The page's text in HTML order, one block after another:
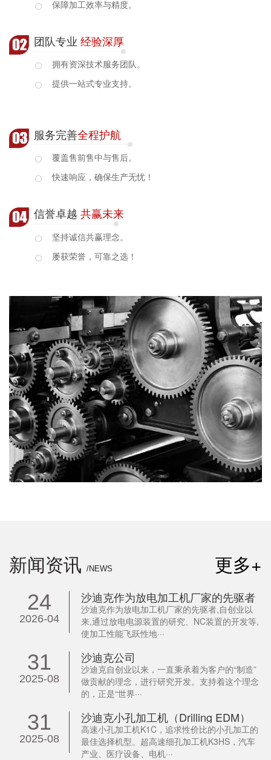
保障加工效率与精度。
团队专业经验深厚
拥有资深技术服务团队。
提供一站式专业支持。
服务完善全程护航
覆盖售前售中与售后。
快速响应，确保生产无忧！
信誉卓越共赢未来
坚持诚信共赢理念。
屡获荣誉，可靠之选！
新闻资讯 /NEWS 更多+
24
2026-04
沙迪克作为放电加工机厂家的先驱者
沙迪克作为放电加工机厂家的先驱者,自创业以
来,通过放电电源装置的研究、NC装置的开发等,
使加工性能飞跃性地···
31
2025-08
沙迪克公司
沙迪克自创业以来，一直秉承着为客户的“制造”
做贡献的理念，进行研究开发。支持着这个理念
的，正是“世界···
31
2025-08
沙迪克小孔加工机（Drilling EDM）
高速小孔加工机K1C，追求性价比的小孔加工的
最佳选择机型。超高速细孔加工机K3HS，汽车
产业、医疗设备、电机···